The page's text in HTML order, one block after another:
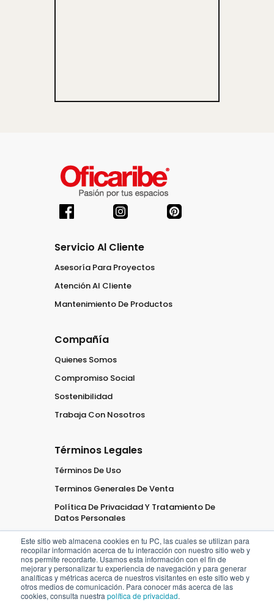
Este sitio web almacena cookies en tu PC, las cuales se utilizan para
recopilar información acerca de tu interacción con nuestro sitio web y
nos permite recordarte. Usamos esta información con el fin de
mejorar y personalizar tu experiencia de navegación y para generar
analíticas y métricas acerca de nuestros visitantes en este sitio web y
otros medios de comunicación. Para conocer más acerca de las
cookies, consulta nuestra política de privacidad.
Servicio Al Cliente
Asesoría Para Proyectos
Atención Al Cliente
Mantenimiento De Productos
Compañía
Quienes Somos
Compromiso Social
Sostenibilidad
Trabaja Con Nosotros
Términos Legales
Términos De Uso
Terminos Generales De Venta
Política De Privacidad Y Tratamiento De
Datos Personales
2026OficaribeTodos los
derechosReservados